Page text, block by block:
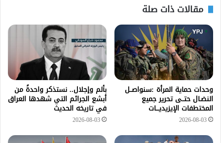
مقالات ذات صلة
وحدات حماية المرأة :سنواصــل
النضـال حتــى تحرير جميع
المختطفات الإيزيديـــات
2026-08-03
بألم وإجلال.. نستذكر واحدةً من
أبشع الجرائم التي شهدها العراق
في تاريخه الحديث
2026-08-03